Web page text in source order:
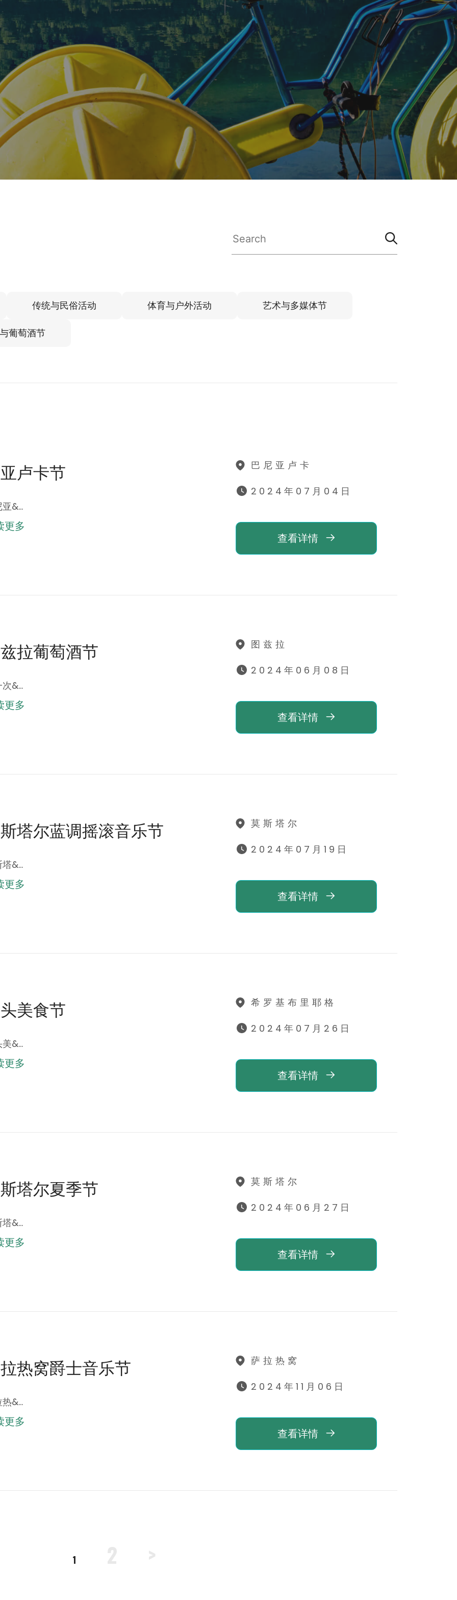
传统与民俗活动 体育与户外活动 艺术与多媒体节
葡萄酒节
卢卡节
亚&…
更多
巴尼亚卢卡
2024年07月04日
查看详情
拉葡萄酒节
次&…
更多
图兹拉
2024年06月08日
查看详情
塔尔蓝调摇滚音乐节
塔&…
更多
莫斯塔尔
2024年07月19日
查看详情
美食节
美&…
更多
希罗基布里耶格
2024年07月26日
查看详情
塔尔夏季节
塔&…
更多
莫斯塔尔
2024年06月27日
查看详情
热窝爵士音乐节
热&…
更多
萨拉热窝
2024年11月06日
查看详情
面
1